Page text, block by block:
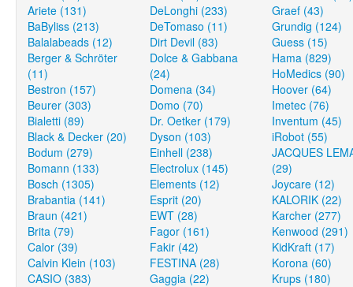
Ariete (131)
BaByliss (213)
Balalabeads (12)
Berger & Schröter
(11)
Bestron (157)
Beurer (303)
Bialetti (89)
Black & Decker (20)
Bodum (279)
Bomann (133)
Bosch (1305)
Brabantia (141)
Braun (421)
Brita (79)
Calor (39)
Calvin Klein (103)
CASIO (383)
DeLonghi (233)
DeTomaso (11)
Dirt Devil (83)
Dolce & Gabbana
(24)
Domena (34)
Domo (70)
Dr. Oetker (179)
Dyson (103)
Einhell (238)
Electrolux (145)
Elements (12)
Esprit (20)
EWT (28)
Fagor (161)
Fakir (42)
FESTINA (28)
Gaggia (22)
Graef (43)
Grundig (124)
Guess (15)
Hama (829)
HoMedics (90)
Hoover (64)
Imetec (76)
Inventum (45)
iRobot (55)
JACQUES
(29)
Joycare (12)
KALORIK (22)
Karcher (277)
Kenwood (291)
KidKraft (17)
Korona (60)
Krups (180)